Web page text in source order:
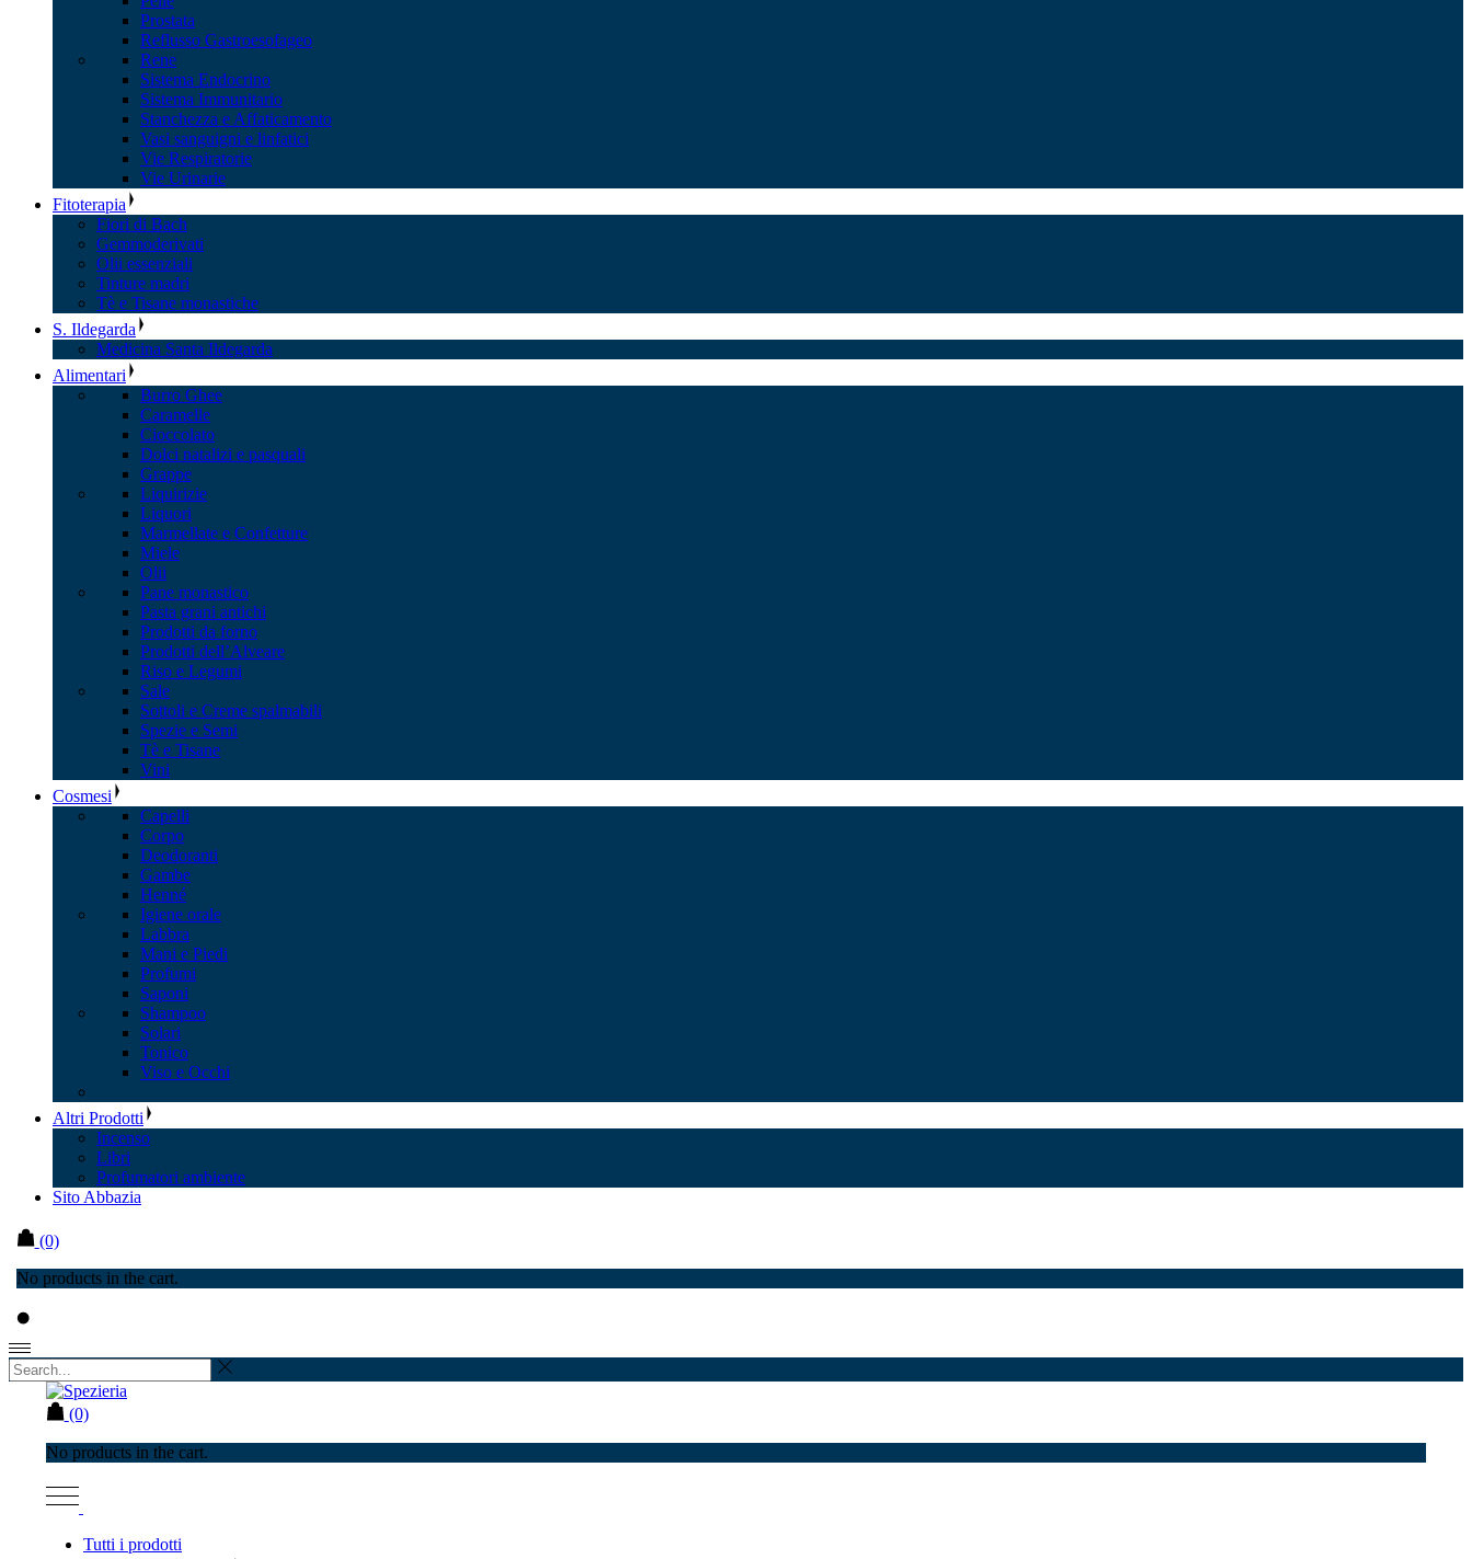
Prostata
Reflusso Gastroesofageo
Rene
Sistema Endocrino
Sistema Immunitario
Stanchezza e Affaticamento
Vasi sanguigni e linfatici
Vie Respiratorie
Vie Urinarie
Fitoterapia
Fiori di Bach
Gemmoderivati
Olii essenziali
Tinture madri
Tè e Tisane monastiche
S. Ildegarda
Medicina Santa Ildegarda
Alimentari
Burro Ghee
Caramelle
Cioccolato
Dolci natalizi e pasquali
Grappe
Liquirizie
Liquori
Marmellate e Confetture
Miele
Olii
Pane monastico
Pasta grani antichi
Prodotti da forno
Prodotti dell’Alveare
Riso e Legumi
Sale
Sottoli e Creme spalmabili
Spezie e Semi
Tè e Tisane
Vini
Cosmesi
Capelli
Corpo
Deodoranti
Gambe
Henné
Igiene orale
Labbra
Mani e Piedi
Profumi
Saponi
Shampoo
Solari
Tonico
Viso e Occhi
Altri Prodotti
Incenso
Libri
Profumatori ambiente
Sito Abbazia
(0)
No products in the cart.
(0)
No products in the cart.
Tutti i prodotti